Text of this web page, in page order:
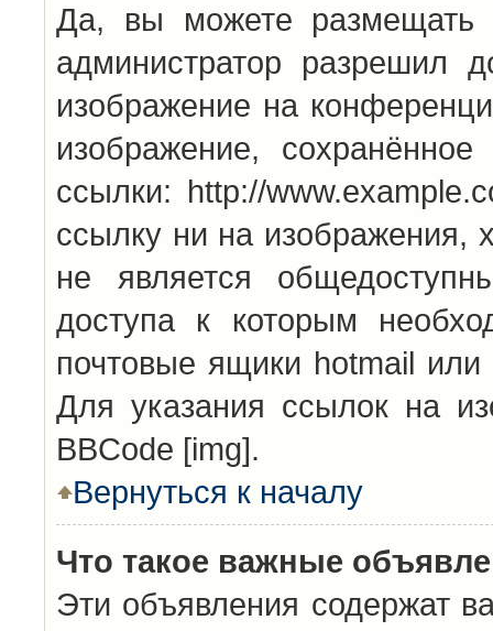
Да, вы можете размещать
администратор разрешил
изображение на
изображение,
ссылки: http://
ссылку ни на
не является
доступа к которым
почтовые ящики hotmail
Для указания ссылок на
BBCode [img].
Вернуться к началу
Что такое важные
Эти объявления содержат